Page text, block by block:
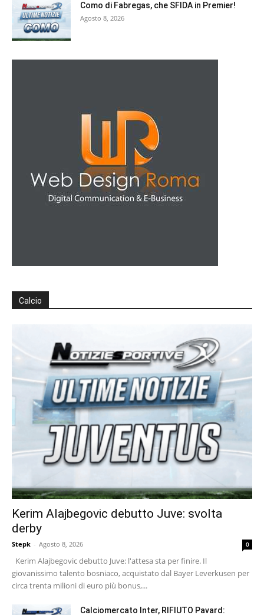
Como di Fabregas, che SFIDA in Premier!
Agosto 8, 2026
Calcio
Kerim Alajbegovic debutto Juve: svolta
derby
Stepk - Agosto 8, 2026 0
Kerim Alajbegovic debutto Juve: l'attesa sta per finire. Il
giovanissimo talento bosniaco, acquistato dal Bayer Leverkusen per
circa trenta milioni di euro più bonus,...
Calciomercato Inter, RIFIUTO Pavard: